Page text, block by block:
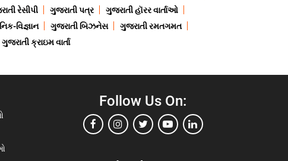
રેસીપી ગુજરાતી પત્ર
ગુજરાતી હૉરર વાર્તાઓ
વિજ્ઞાન ગુજરાતી બિઝનેસ
ગુજરાતી રમતગમત
ગુજરાતી ક્રાઇમ વાર્તા
Follow Us On: